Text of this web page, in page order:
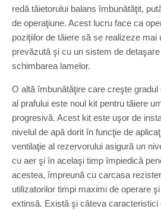
redă tăietorului balans îmbunătăţit,
de operaţiune. Acest lucru face ca
poziţiilor de tăiere să se realizeze mai
prevăzută şi cu un sistem de
schimbarea lamelor.
O altă îmbunătăţire care creşte
al prafului este noul kit pentru tăiere
progresivă. Acest kit este uşor de
nivelul de apă dorit în funcţie de
ventilaţie al rezervorului asigură un
cu aer şi în acelaşi timp împiedică
acestea, împreună cu carcasa
utilizatorilor timpi maximi de operare
extinsă. Există şi câteva caracteristici